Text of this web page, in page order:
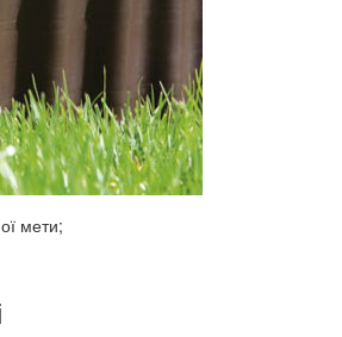
мети;